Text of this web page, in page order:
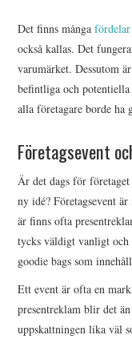
BILTEMA
OM U S
Det finns många
också kallas. Det
varumärket. Dessutom
befintliga och
alla företagare borde ha
Företagsevent
Är det dags för
ny idé? Företagsevent
är finns ofta
tycks väldigt vanligt och
goodie bags som
Ett event är ofta en
presentreklam blir det
uppskattningen lika väl